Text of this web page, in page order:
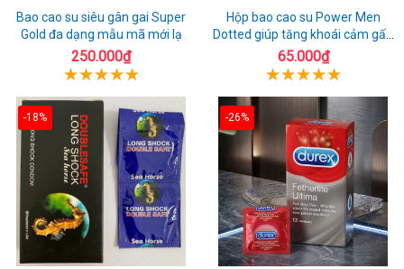
Bao cao su siêu gân gai Super
Gold đa dạng mẫu mã mới lạ
250.000₫
Hộp bao cao su Power Men
Dotted giúp tăng khoái cảm gấp
đôi
65.000₫
-18% -26%